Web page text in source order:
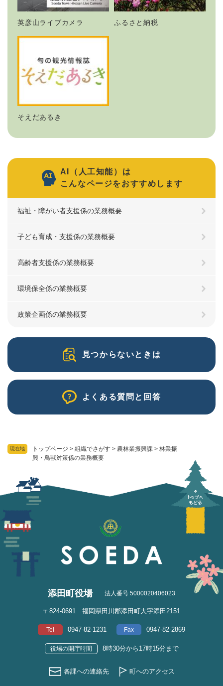
現在地 トップページ > 組織でさがす > 農林業振興課 > 林業振
興・鳥獣対策係の業務概要
英彦山ライブカメラ ふるさと納税
そえだあるき
AI（人工知能）は
こんなページをおすすめします
福祉・障がい者支援係の業務概要
子ども育成・支援係の業務概要
高齢者支援係の業務概要
環境保全係の業務概要
政策企画係の業務概要
見つからないときは
よくある質問と回答
添田町役場 法人番号 5000020406023
〒824-0691 福岡県田川郡添田町大字添田2151
Tel 0947-82-1231 Fax 0947-82-2869
役場の開庁時間 8時30分から17時15分まで
各課への連絡先 町へのアクセス